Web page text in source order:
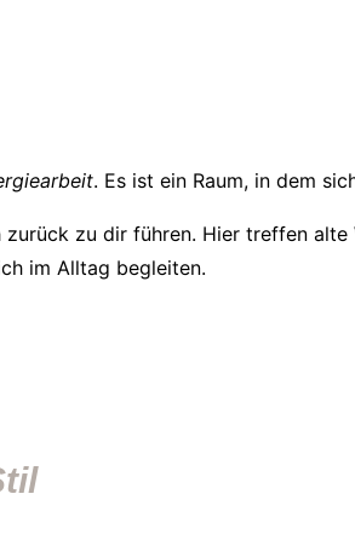
. Es ist ein Raum, in dem
zu dir führen. Hier treffen
im Alltag begleiten.